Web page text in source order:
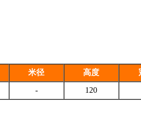
米径 高度
- 120